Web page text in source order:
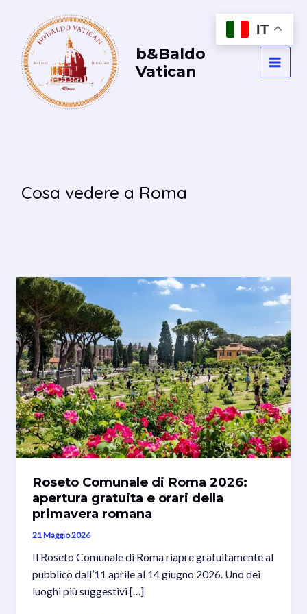
contenuto
b&Baldo
Vatican
Cosa vedere a Roma
Roseto Comunale di Roma 2026:
apertura gratuita e orari della
primavera romana
21 Maggio 2026
Il Roseto Comunale di Roma riapre gratuitamente al
pubblico dall’11 aprile al 14 giugno 2026. Uno dei
luoghi più suggestivi […]
IT